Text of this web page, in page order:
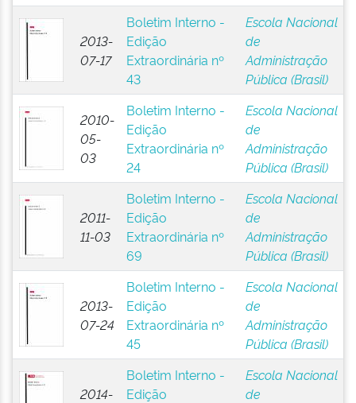
2013-
07-17
Boletim Interno -
Edição
Extraordinária nº
43
Escola Nacional
de
Administração
Pública (Brasil)
2010-
05-
03
Boletim Interno -
Edição
Extraordinária nº
24
Escola Nacional
de
Administração
Pública (Brasil)
2011-
11-03
Boletim Interno -
Edição
Extraordinária nº
69
Escola Nacional
de
Administração
Pública (Brasil)
2013-
07-24
Boletim Interno -
Edição
Extraordinária nº
45
Escola Nacional
de
Administração
Pública (Brasil)
2014-
Boletim Interno -
Edição
Escola Nacional
de